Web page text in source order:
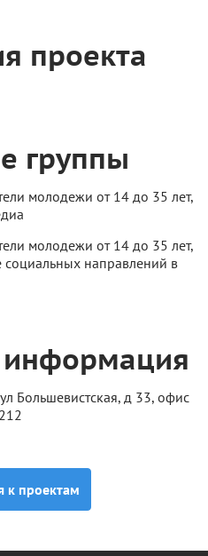
проекта
группы
молодежи от 14 до 35 лет,
молодежи от 14 до 35 лет,
социальных направлений в
информация
Большевистская, д 33, офис
212
к проектам